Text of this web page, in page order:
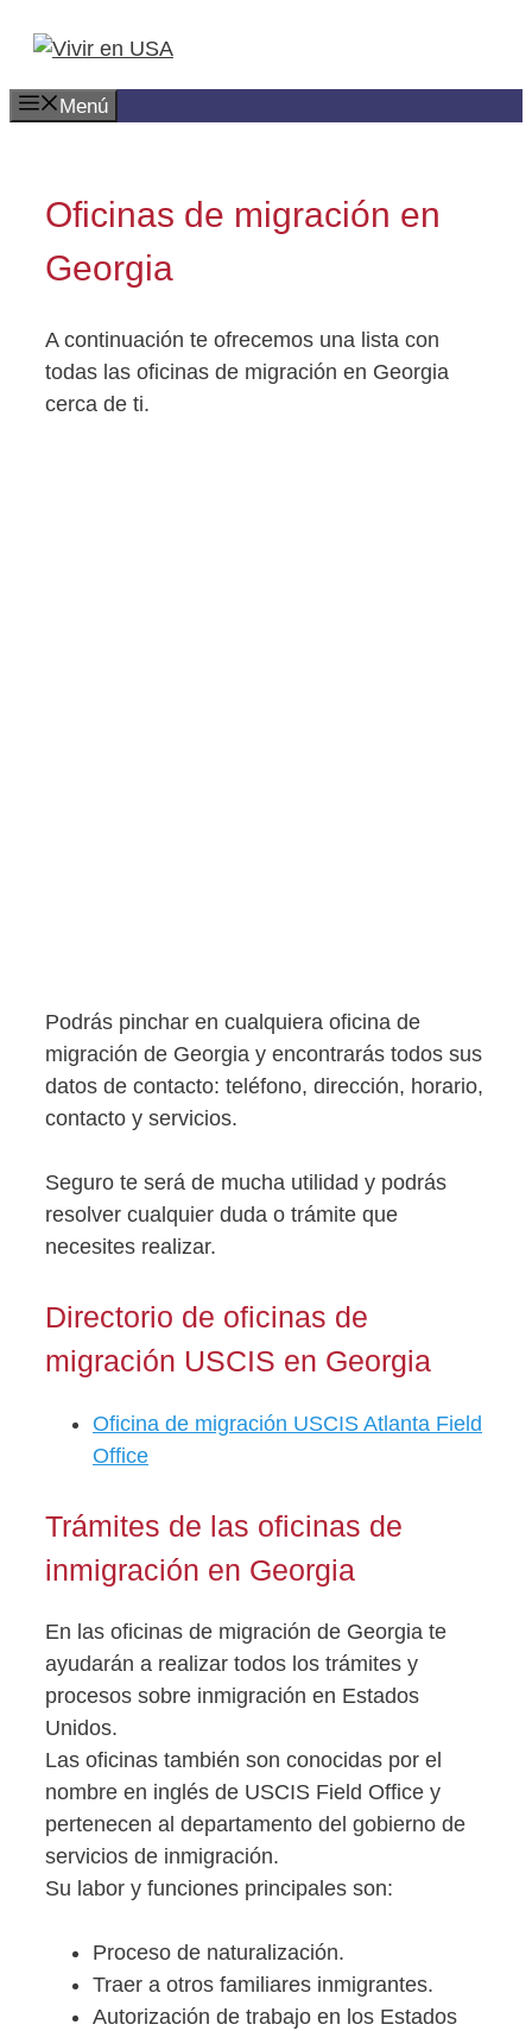
contenido
Menú
Oficinas de migración en
Georgia
A continuación te ofrecemos una lista con
todas las oficinas de migración en Georgia
cerca de ti.
Podrás pinchar en cualquiera oficina de
migración de Georgia y encontrarás todos sus
datos de contacto: teléfono, dirección, horario,
contacto y servicios.
Seguro te será de mucha utilidad y podrás
resolver cualquier duda o trámite que
necesites realizar.
Directorio de oficinas de
migración USCIS en Georgia
Oficina de migración USCIS Atlanta Field
Office
Trámites de las oficinas de
inmigración en Georgia
En las oficinas de migración de Georgia te
ayudarán a realizar todos los trámites y
procesos sobre inmigración en Estados
Unidos.
Las oficinas también son conocidas por el
nombre en inglés de USCIS Field Office y
pertenecen al departamento del gobierno de
servicios de inmigración.
Su labor y funciones principales son:
Proceso de naturalización.
Traer a otros familiares inmigrantes.
Autorización de trabajo en los Estados